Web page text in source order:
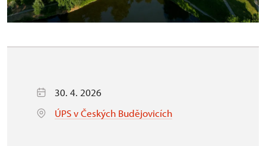
30. 4. 2026
ÚPS v Českých Budějovicích